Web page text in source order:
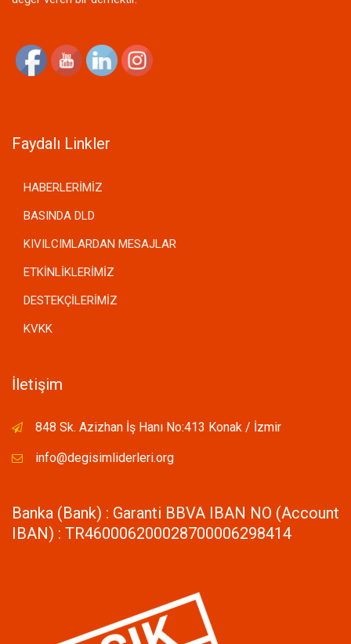
Faydalı Linkler
HABERLERİMİZ
BASINDA DLD
KIVILCIMLARDAN MESAJLAR
ETKİNLİKLERİMİZ
DESTEKÇİLERİMİZ
KVKK
İletişim
848 Sk. Azizhan İş Hanı No:413 Konak / İzmir
info@degisimliderleri.org
Banka (Bank) : Garanti BBVA IBAN NO (Account
IBAN) : TR460006200028700006298414